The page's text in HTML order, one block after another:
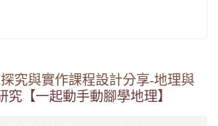
究與實作課程設計分享-地理與
究【一起動手動腳學地理】